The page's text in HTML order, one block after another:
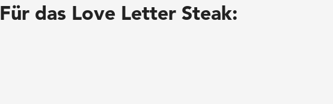
Für das Love Letter Steak: